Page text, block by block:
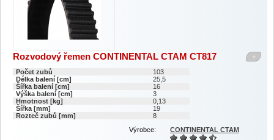
+
Rozvodový řemen CONTINENTAL CTAM CT817
Počet zubů
103
Délka balení [cm]
25,5
Šířka balení [cm]
16
Výška balení [cm]
3
Hmotnost [kg]
0,13
Šířka [mm]
19
Rozteč zubů [mm]
8
Výrobce:
CONTINENTAL CTAM